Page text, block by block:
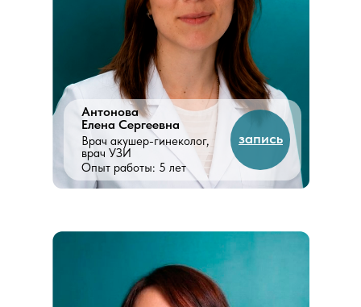
Опыт работы: 5 лет
Антонова
Елена Сергеевна
Врач акушер-гинеколог,
врач УЗИ
запись